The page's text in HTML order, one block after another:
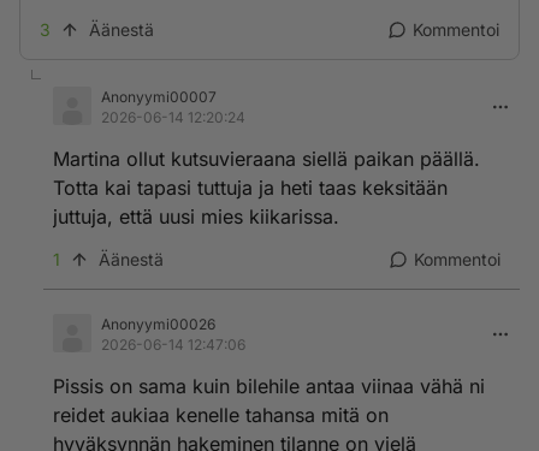
3 Äänestä Kommentoi
Anonyymi00007
2026-06-14 12:20:24
Martina ollut kutsuvieraana siellä paikan päällä.
Totta kai tapasi tuttuja ja heti taas keksitään
juttuja, että uusi mies kiikarissa.
1 Äänestä Kommentoi
Anonyymi00026
2026-06-14 12:47:06
Pissis on sama kuin bilehile antaa viinaa vähä ni
reidet aukiaa kenelle tahansa mitä on
hyväksynnän hakeminen tilanne on vielä